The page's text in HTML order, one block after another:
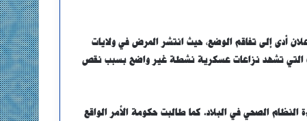
أدى إلى تفاقم الوضع، حيث انتشر المرض في ولايات
التي تشهد نزاعات عسكرية نشطة غير واضح بسبب نقص
الصحي في البلاد. كما طالبت حكومة الأمر الواقع